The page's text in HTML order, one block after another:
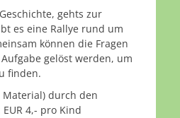
gehts zur
es eine Rallye rund um
können die Fragen
gelöst werden, um
finden.
Material) durch den
4,- pro Kind